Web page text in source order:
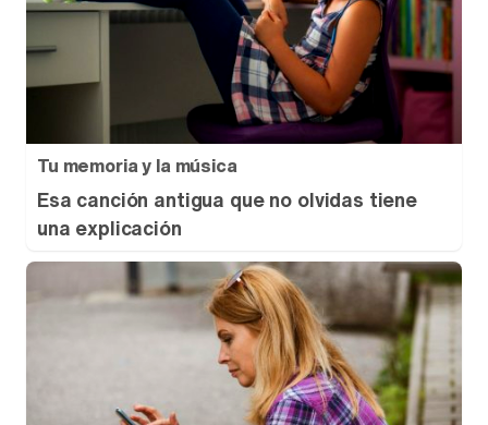
Tu memoria y la música
Esa canción antigua que no olvidas tiene
una explicación